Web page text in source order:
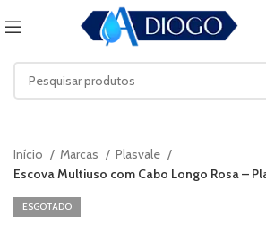
Início Marcas
Plasvale
Escova Multiuso com Cabo Longo Rosa –
ESGOTADO